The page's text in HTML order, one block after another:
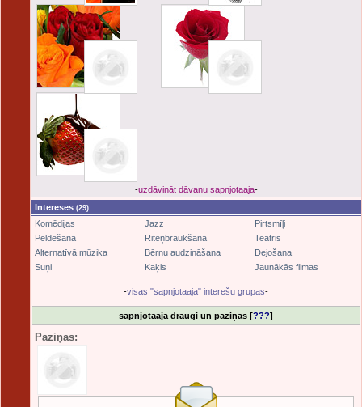
-uzdāvināt dāvanu sapnjotaaja-
Intereses (29)
Komēdijas Jazz
Pirtsmīļi
Peldēšana
Riteņbraukšana
Teātris
Alternatīvā mūzika
Bērnu audzināšana
Dejošana
Suņi
Kaķis Jaunākās filmas
-visas "sapnjotaaja" interešu grupas-
sapnjotaaja draugi un paziņas [???]
Paziņas: